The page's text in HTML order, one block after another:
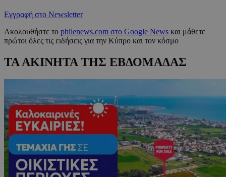
Εγγραφή στο Newsletter
Ακολουθήστε το philenews.com στο Google News και μάθετε
πρώτοι όλες τις ειδήσεις για την Κύπρο και τον κόσμο
ΤΑ ΑΚΙΝΗΤΑ ΤΗΣ ΕΒΔΟΜΑΔΑΣ